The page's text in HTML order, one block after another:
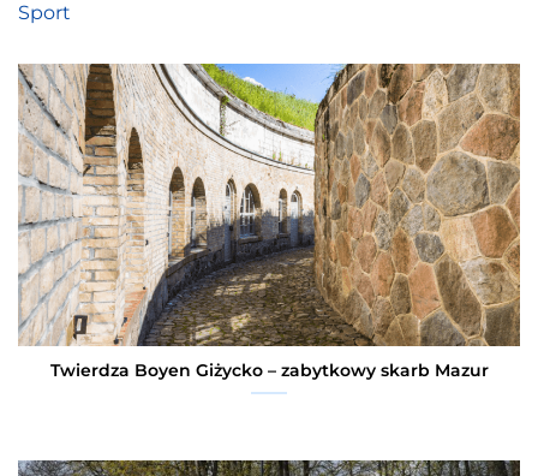
Sport
Twierdza Boyen Giżycko – zabytkowy skarb Mazur